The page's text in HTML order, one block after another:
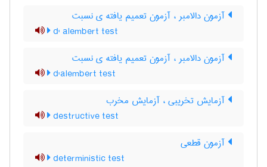
آزمون دالامبر ، آزمون تعمیم یافته ی نسبت
d' alembert test
آزمون دالامبر ، آزمون تعمیم یافته ی نسبت
d'alembert test
آزمایش تخریبی ، آزمایش مخرب
destructive test
آزمون قطعی
deterministic test